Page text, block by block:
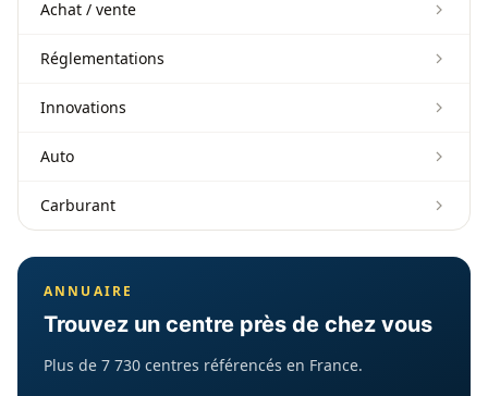
Achat / vente
Réglementations
Innovations
Auto
Carburant
ANNUAIRE
Trouvez un centre près de chez vous
Plus de 7 730 centres référencés en France.